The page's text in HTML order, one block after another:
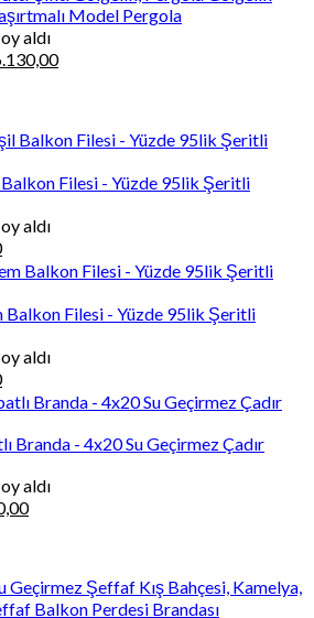
Model Pergola
oy aldı
Şu
Filesi - Yüzde 95lik Şeritli
oy aldı
Şu
andaki
₺225,00.
Balkon Filesi - Yüzde 95lik Şeritli
oy aldı
Şu
andaki
₺252,00.
Branda - 4x20 Su Geçirmez Çadır
oy aldı
Şu